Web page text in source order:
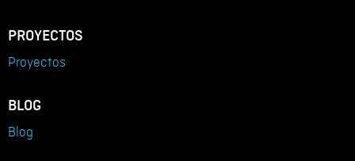
PROYECTOS
Proyectos
BLOG
Blog